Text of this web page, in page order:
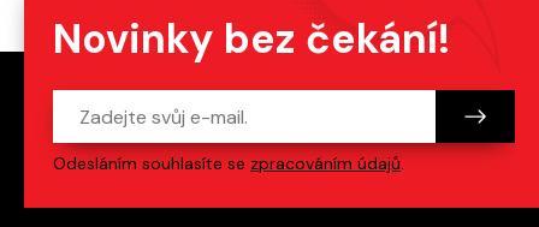
Novinky bez čekání!
Odesláním souhlasíte se zpracováním údajů.